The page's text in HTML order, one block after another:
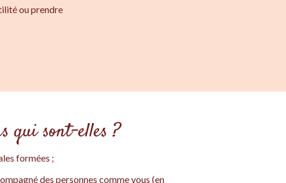
ou prendre
qui sont-elles ?
formées ;
des personnes comme vous (en